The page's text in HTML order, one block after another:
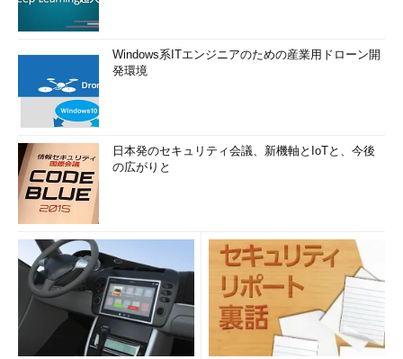
る。もし自分のサービスで問題が生じたとき、相手方がどのコン
ポーネントでどう処理したかといった事柄を開示してくれない
と、対処しようがないことになる」（岡田氏）
そして岡田氏は、「クラウド上に構築したシステムやデータは
クラウド事業者のものになる」という事実を指摘した元CIA
CISO（最高情報セキュリティ責任者）の言葉を引き合いに出
し、「他者のプラットフォームに乗ったとき、自分たちの動かし
ているサービスや蓄積したデータは、基本的には預けた相手の持
ち物になるという意識を持たないと、大きな悲劇に陥る可能性が
ある」とした。
デリバリースピード重視の裏で、いざというときのために備
えるモニタリングがおろそかに
さらに岡田氏は、「マイクロサービス／サーバレスによって何
のスピードを担保したいかが、サービス設計の鍵になるのではな
いか」と述べた。
Windows系ITエンジニアのための産業用ドローン開
発環境
日本発のセキュリティ会議、新機軸とIoTと、今後
の広がりと